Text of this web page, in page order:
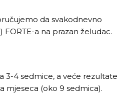
da svakodnevno
a na prazan želudac.
3-4 sedmice, a veće rezultate
mjeseca (oko 9 sedmica).